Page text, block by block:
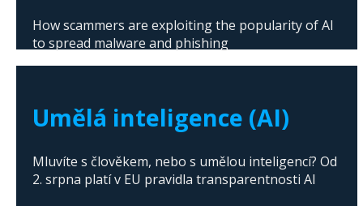
How scammers are exploiting the popularity of AI
to spread malware and phishing
Umělá inteligence (AI)
Mluvíte s člověkem, nebo s umělou inteligencí? Od
2. srpna platí v EU pravidla transparentnosti AI